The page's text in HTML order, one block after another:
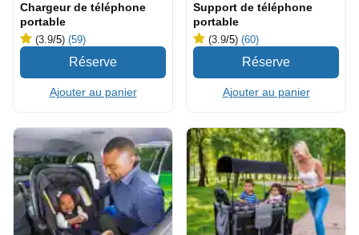
Chargeur de téléphone
portable
(3.9/5) (59)
Ajouter au panier
Support de téléphone
portable
(3.9/5) (60)
Ajouter au panier